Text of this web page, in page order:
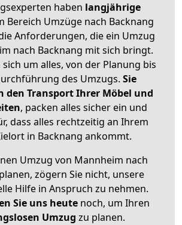
haben langjährige
Bereich Umzüge nach Backnang
Anforderungen, die ein Umzug
nach Backnang mit sich bringt.
um alles, von der Planung bis
des Umzugs. Sie
den Transport Ihrer Möbel und
, packen alles sicher ein und
dass alles rechtzeitig an Ihrem
in Backnang ankommt.
Umzug von Mannheim nach
zögern Sie nicht, unsere
Hilfe in Anspruch zu nehmen.
Sie uns heutenoch, um Ihren
Umzug zu planen.